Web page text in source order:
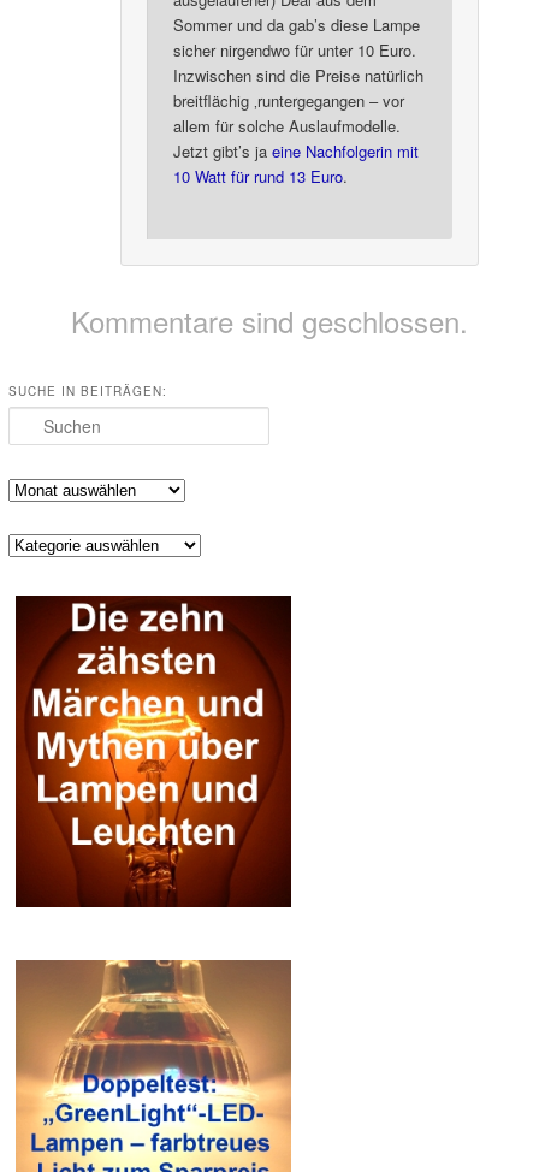
Sommer und da gab’s diese Lampe
sicher nirgendwo für unter 10 Euro.
Inzwischen sind die Preise natürlich
breitflächig ‚runtergegangen – vor
allem für solche Auslaufmodelle.
Jetzt gibt’s jaeine Nachfolgerin mit
10 Watt für rund 13 Euro.
Kommentare sind geschlossen.
SUCHE IN BEITRÄGEN:
Suchen